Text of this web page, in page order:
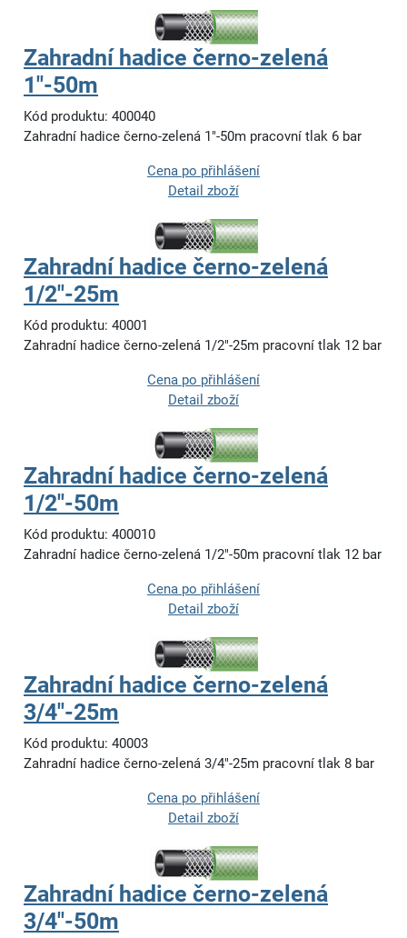
Zahradní hadice černo-zelená
1"-50m
Kód produktu: 400040
Zahradní hadice černo-zelená 1"-50m pracovní tlak 6 bar
Cena po přihlášení
Detail zboží
Zahradní hadice černo-zelená
1/2"-25m
Kód produktu: 40001
Zahradní hadice černo-zelená 1/2"-25m pracovní tlak 12 bar
Cena po přihlášení
Detail zboží
Zahradní hadice černo-zelená
1/2"-50m
Kód produktu: 400010
Zahradní hadice černo-zelená 1/2"-50m pracovní tlak 12 bar
Cena po přihlášení
Detail zboží
Zahradní hadice černo-zelená
3/4"-25m
Kód produktu: 40003
Zahradní hadice černo-zelená 3/4"-25m pracovní tlak 8 bar
Cena po přihlášení
Detail zboží
Zahradní hadice černo-zelená
3/4"-50m